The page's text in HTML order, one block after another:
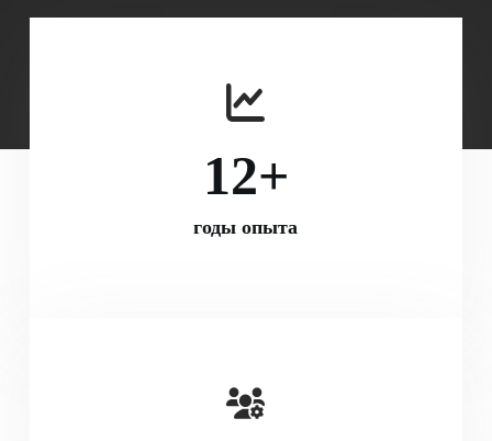
годы опыта
12+